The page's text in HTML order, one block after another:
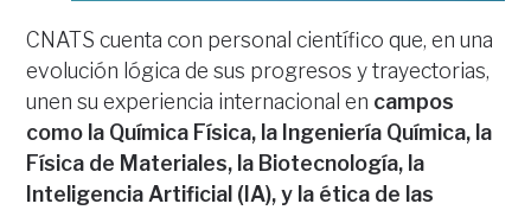
CNATS cuenta con personal científico que, en una
evolución lógica de sus progresos y trayectorias,
unen su experiencia internacional en campos
como la Química Física, la Ingeniería Química, la
Física de Materiales, la Biotecnología, la
Inteligencia Artificial (IA), y la ética de las